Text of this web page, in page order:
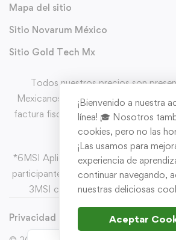
Mapa del sitio
Sitio Novarum México
Sitio Gold Tech Mx
Todos nuestros precios son
Mexicanos (MXN) y con IVA
factura fiscal directo en el carrito de
tu pedido.
*6MSI Aplica en pago con CLIP MX
participantes y un mínimo de compra
3MSI con un mínimo de compra
Privacidad Devoluciones
TyC
ES
¡Bienvenido a nuestra
línea! 🎓 Nosotros
cookies, pero no las
¡Las usamos para
experiencia de
continuar navegando,
nuestras deliciosas
Aceptar